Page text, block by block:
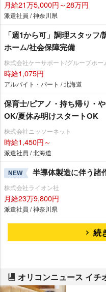
月給21万5,000円～28万円
派遣社員 / 神奈川県
「週1から可」調理スタッ
ホーム/社会保障完備
株式会社ケーサポート/グループホー
時給1,075円
アルバイト・パート / 北海道
保育士/ピアノ・持ち帰り・
OK/夏休み明けスタートOK
株式会社ニッソーネット
時給1,450円～
派遣社員 / 北海道
NEW 半導体製造に伴う諸
株式会社ライオン社
月給23万9,800円
派遣社員 / 神奈川県
続
オリコンニュース イチ